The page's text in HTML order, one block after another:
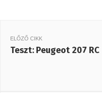
ELŐZŐ CIKK
Teszt: Peugeot 207 RC